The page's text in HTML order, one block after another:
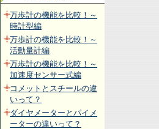
万歩計の機能を比較！～
時計型編
万歩計の機能を比較！～
活動量計編
万歩計の機能を比較！～
加速度センサー式編
コメットとスチールの違
いって？
ダイヤメーターとパイメ
ーターの違いって？